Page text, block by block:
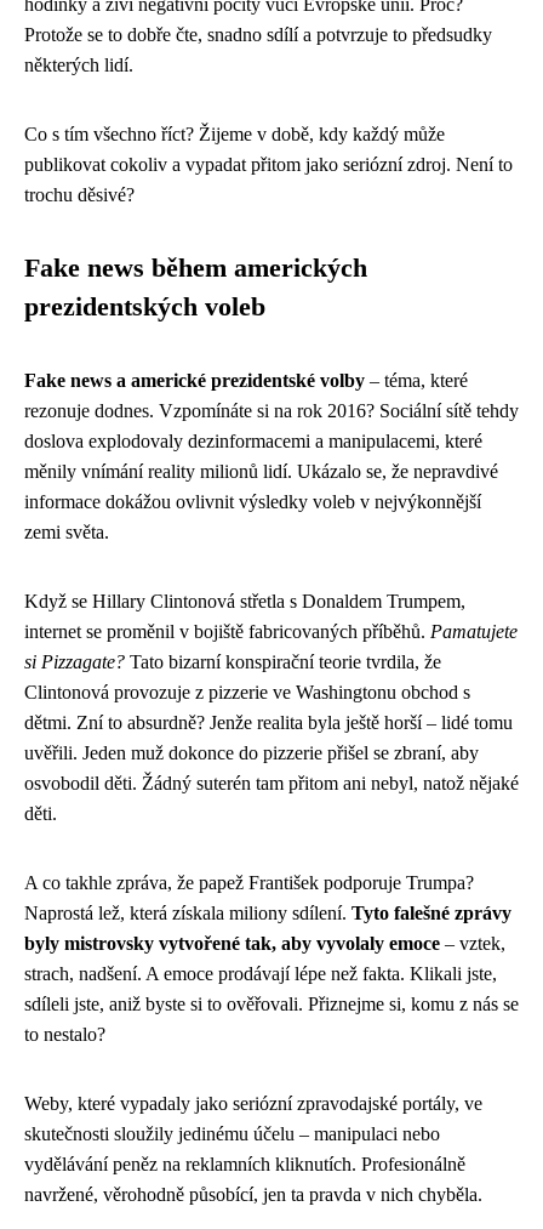
hodinky a živí negativní pocity vůči Evropské unii. Proč?
Protože se to dobře čte, snadno sdílí a potvrzuje to předsudky
některých lidí.
Co s tím všechno říct? Žijeme v době, kdy každý může
publikovat cokoliv a vypadat přitom jako seriózní zdroj. Není to
trochu děsivé?
Fake news během amerických
prezidentských voleb
Fake news a americké prezidentské volby – téma, které
rezonuje dodnes. Vzpomínáte si na rok 2016? Sociální sítě tehdy
doslova explodovaly dezinformacemi a manipulacemi, které
měnily vnímání reality milionů lidí. Ukázalo se, že nepravdivé
informace dokážou ovlivnit výsledky voleb v nejvýkonnější
zemi světa.
Když se Hillary Clintonová střetla s Donaldem Trumpem,
internet se proměnil v bojiště fabricovaných příběhů. Pamatujete
si Pizzagate? Tato bizarní konspirační teorie tvrdila, že
Clintonová provozuje z pizzerie ve Washingtonu obchod s
dětmi. Zní to absurdně? Jenže realita byla ještě horší – lidé tomu
uvěřili. Jeden muž dokonce do pizzerie přišel se zbraní, aby
osvobodil děti. Žádný suterén tam přitom ani nebyl, natož nějaké
děti.
A co takhle zpráva, že papež František podporuje Trumpa?
Naprostá lež, která získala miliony sdílení. Tyto falešné zprávy
byly mistrovsky vytvořené tak, aby vyvolaly emoce – vztek,
strach, nadšení. A emoce prodávají lépe než fakta. Klikali jste,
sdíleli jste, aniž byste si to ověřovali. Přiznejme si, komu z nás se
to nestalo?
Weby, které vypadaly jako seriózní zpravodajské portály, ve
skutečnosti sloužily jedinému účelu – manipulaci nebo
vydělávání peněz na reklamních kliknutích. Profesionálně
navržené, věrohodně působící, jen ta pravda v nich chyběla.